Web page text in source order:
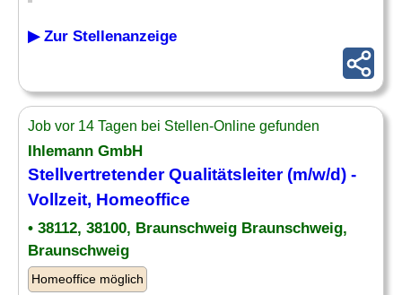
▶ Zur Stellenanzeige
Job vor 14 Tagen bei Stellen-Online gefunden
Ihlemann GmbH
StellvertretenderQualitätsleiter(m/w/d) -
Vollzeit, Homeoffice
• 38112, 38100, Braunschweig Braunschweig,
Braunschweig
Homeoffice möglich